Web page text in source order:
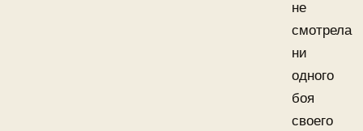
не
смотрела
ни
одного
боя
своего